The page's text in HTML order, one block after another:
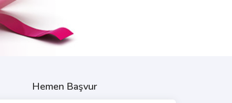
Hemen Başvur